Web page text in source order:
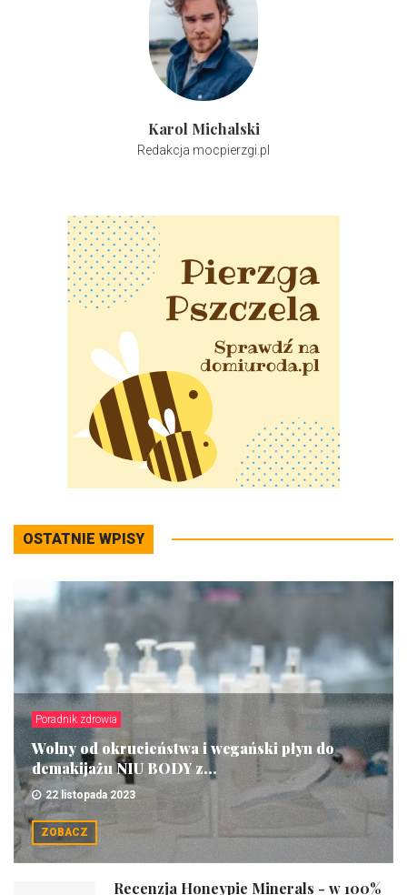
Karol Michalski
Redakcja mocpierzgi.pl
OSTATNIE WPISY
Poradnik zdrowia
Wolny od okrucieństwa i wegański płyn do
demakijażu NIU BODY z...
22 listopada 2023
ZOBACZ
Recenzja Honeypie Minerals - w 100%